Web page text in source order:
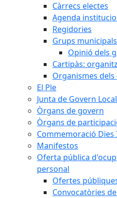
Càrrecs electes
Agenda
Regidories
Grups municipals
Opinió dels
Cartipàs:
Organismes
El Ple
Junta de Govern Local
Òrgans de govern
Òrgans de
Commemoració
Manifestos
Oferta pública
personal
Ofertes
Convocatòries